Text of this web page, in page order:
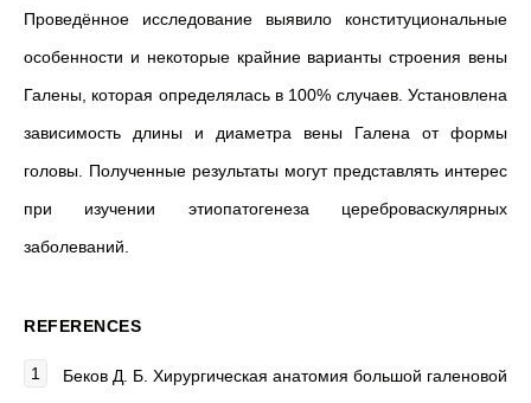
Проведённое исследование выявило конституциональные
особенности и некоторые крайние варианты строения вены
Галены, которая определялась в 100% случаев. Установлена
зависимость длины и диаметра вены Галена от формы
головы. Полученные результаты могут представлять интерес
при изучении этиопатогенеза цереброваскулярных
заболеваний.
REFERENCES
Беков Д. Б. Хирургическая анатомия большой галеновой